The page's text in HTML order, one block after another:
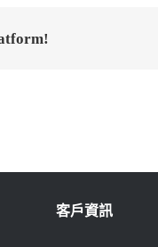
客戶資訊